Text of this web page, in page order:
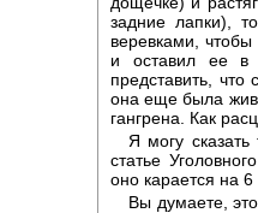
задние лапки),
веревками,
и оставил ее в
представить,
она еще была
гангрена. Как
Я могу
статье
оно карается на
Вы думаете,